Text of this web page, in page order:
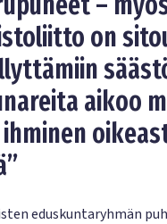
on
aikoo
eduskuntaryhmän